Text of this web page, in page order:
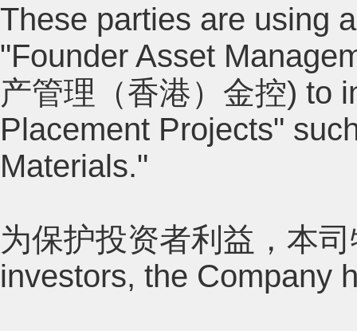
These parties are using
"Founder Asset
产管理（香港）金控) to
Placement Projects"
Materials."
为保护投资者利益，本
investors, the Company